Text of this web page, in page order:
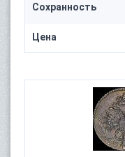
Сохранность
Цена